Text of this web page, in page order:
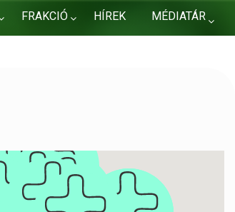
FRAKCIÓ HÍREK MÉDIATÁR